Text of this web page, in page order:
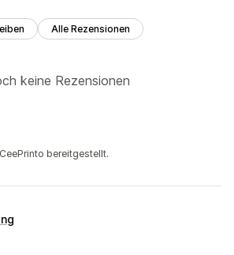
Alle Rezensionen
keine Rezensionen
bereitgestellt.